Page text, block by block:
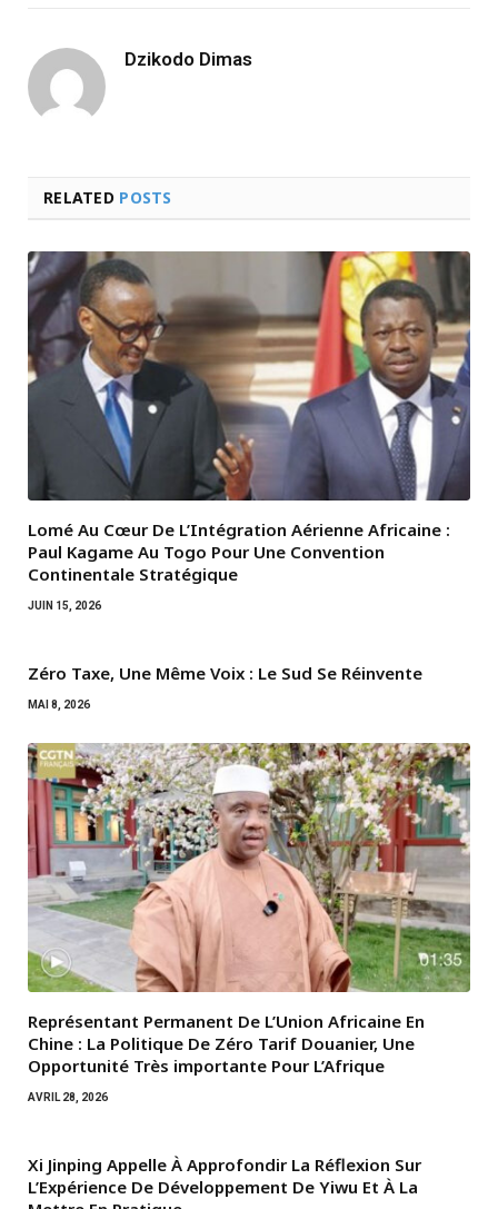
Dzikodo Dimas
RELATED POSTS
Lomé Au Cœur De L’Intégration Aérienne Africaine :
Paul Kagame Au Togo Pour Une Convention
Continentale Stratégique
JUIN 15, 2026
Zéro Taxe, Une Même Voix : Le Sud Se Réinvente
MAI 8, 2026
Représentant Permanent De L’Union Africaine En
Chine : La Politique De Zéro Tarif Douanier, Une
Opportunité Très importante Pour L’Afrique
AVRIL 28, 2026
Xi Jinping Appelle À Approfondir La Réflexion Sur
L’Expérience De Développement De Yiwu Et À La